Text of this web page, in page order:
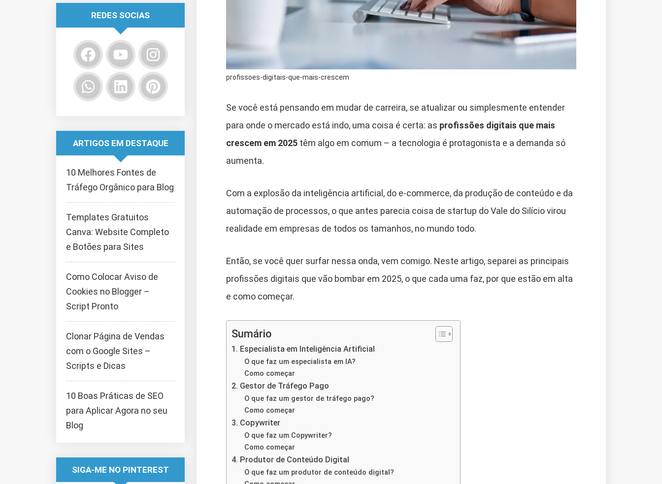
profissoes-digitais-que-mais-crescem
Se você está pensando em mudar de carreira, se atualizar ou simplesmente entender
para onde o mercado está indo, uma coisa é certa: as profissões digitais que mais
crescem em 2025 têm algo em comum – a tecnologia é protagonista e a demanda só
aumenta.
Com a explosão da inteligência artificial, do e-commerce, da produção de conteúdo e da
automação de processos, o que antes parecia coisa de startup do Vale do Silício virou
realidade em empresas de todos os tamanhos, no mundo todo.
Então, se você quer surfar nessa onda, vem comigo. Neste artigo, separei as principais
profissões digitais que vão bombar em 2025, o que cada uma faz, por que estão em alta
e como começar.
Sumário
1. Especialista em Inteligência Artificial
O que faz um especialista em IA?
Como começar
2. Gestor de Tráfego Pago
O que faz um gestor de tráfego pago?
Como começar
3. Copywriter
O que faz um Copywriter?
Como começar
4. Produtor de Conteúdo Digital
O que faz um produtor de conteúdo digital?
REDES SOCIAS
ARTIGOS EM DESTAQUE
10 Melhores Fontes de
Tráfego Orgânico para Blog
Templates Gratuitos
Canva: Website Completo
e Botões para Sites
Como Colocar Aviso de
Cookies no Blogger –
Script Pronto
Clonar Página de Vendas
com o Google Sites –
Scripts e Dicas
10 Boas Práticas de SEO
para Aplicar Agora no seu
Blog
SIGA-ME NO PINTEREST